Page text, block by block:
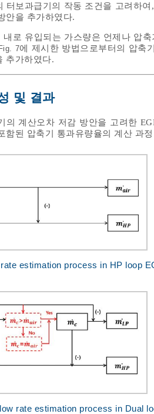
터보과급기의 작동 조건을 고려하
안을 추가하였다.
내로 유입되는 가스량은 언제나 압
7에 제시한 방법으로부터의 압축
추가하였다.
및 결과
의 계산오차 저감 방안을 고려한
함된 압축기 통과유량율의 계산 과
estimation process in HP loop
rate estimation process in Dual